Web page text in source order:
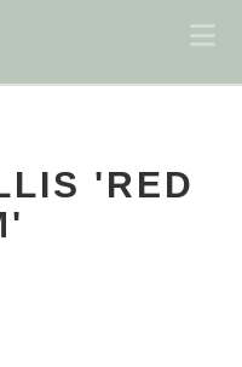
'RED